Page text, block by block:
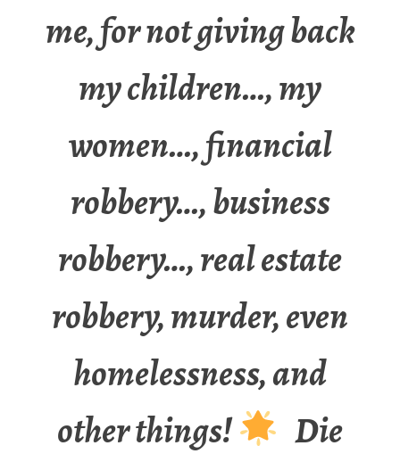
me, for not giving back
my children…, my
women…, financial
robbery…, business
robbery…, real estate
robbery, murder, even
homelessness, and
other things!
Die